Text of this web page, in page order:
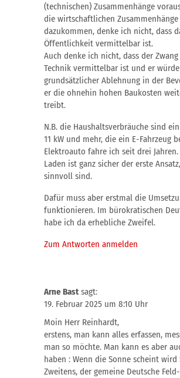
(technischen) Zusammenhänge
die wirtschaftlichen
dazukommen, denke ich nicht, dass
Öffentlichkeit vermittelbar ist.
Auch denke ich nicht, dass der
Technik vermittelbar ist und er
grundsätzlicher Ablehnung in der
er die ohnehin hohen Baukosten
treibt.
N.B. die Haushaltsverbräuche sind
11 kW und mehr, die ein E-Fahrzeug
Elektroauto fahre ich seit drei
Laden ist ganz sicher der erste
sinnvoll sind.
Dafür muss aber erstmal die
funktionieren. Im bürokratischen
habe ich da erhebliche Zweifel.
Zum Antworten anmelden
Arne Bast sagt:
19. Februar 2025 um 8:10 Uhr
Moin Herr Reinhardt,
erstens, man kann alles erfassen,
man so möchte. Man kann es aber
haben : Wenn die Sonne scheint
Zweitens, der gemeine Deutsche